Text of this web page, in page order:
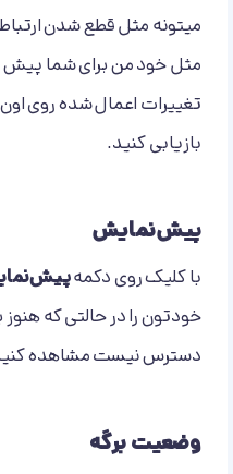
میتونه مثل قطع شدن
مثل خود من برای شما پیش
تغییرات اعمال شده روی اون
بازیابی کنید.
پیش‌نمایش
با کلیک روی دکمه
خودتون را در حالتی که
دسترس نیست مشاهده
وضعیت برگه